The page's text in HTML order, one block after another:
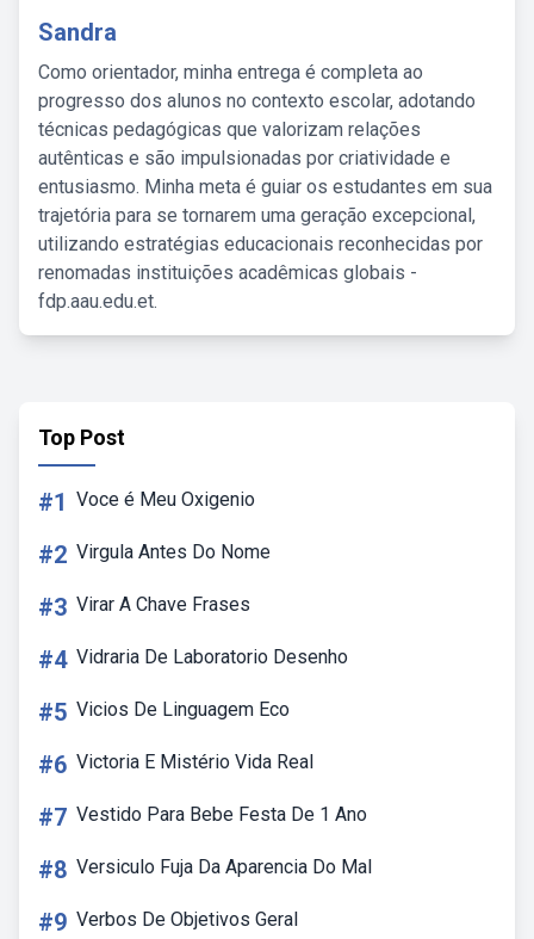
Sandra
Como orientador, minha entrega é completa ao
progresso dos alunos no contexto escolar, adotando
técnicas pedagógicas que valorizam relações
autênticas e são impulsionadas por criatividade e
entusiasmo. Minha meta é guiar os estudantes em sua
trajetória para se tornarem uma geração excepcional,
utilizando estratégias educacionais reconhecidas por
renomadas instituições acadêmicas globais -
fdp.aau.edu.et.
Top Post
#1 Voce é Meu Oxigenio
#2 Virgula Antes Do Nome
#3 Virar A Chave Frases
#4 Vidraria De Laboratorio Desenho
#5 Vicios De Linguagem Eco
#6 Victoria E Mistério Vida Real
#7 Vestido Para Bebe Festa De 1 Ano
#8 Versiculo Fuja Da Aparencia Do Mal
#9 Verbos De Objetivos Geral